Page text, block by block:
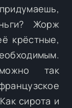
Жорж
крёстные,
так
сирота и